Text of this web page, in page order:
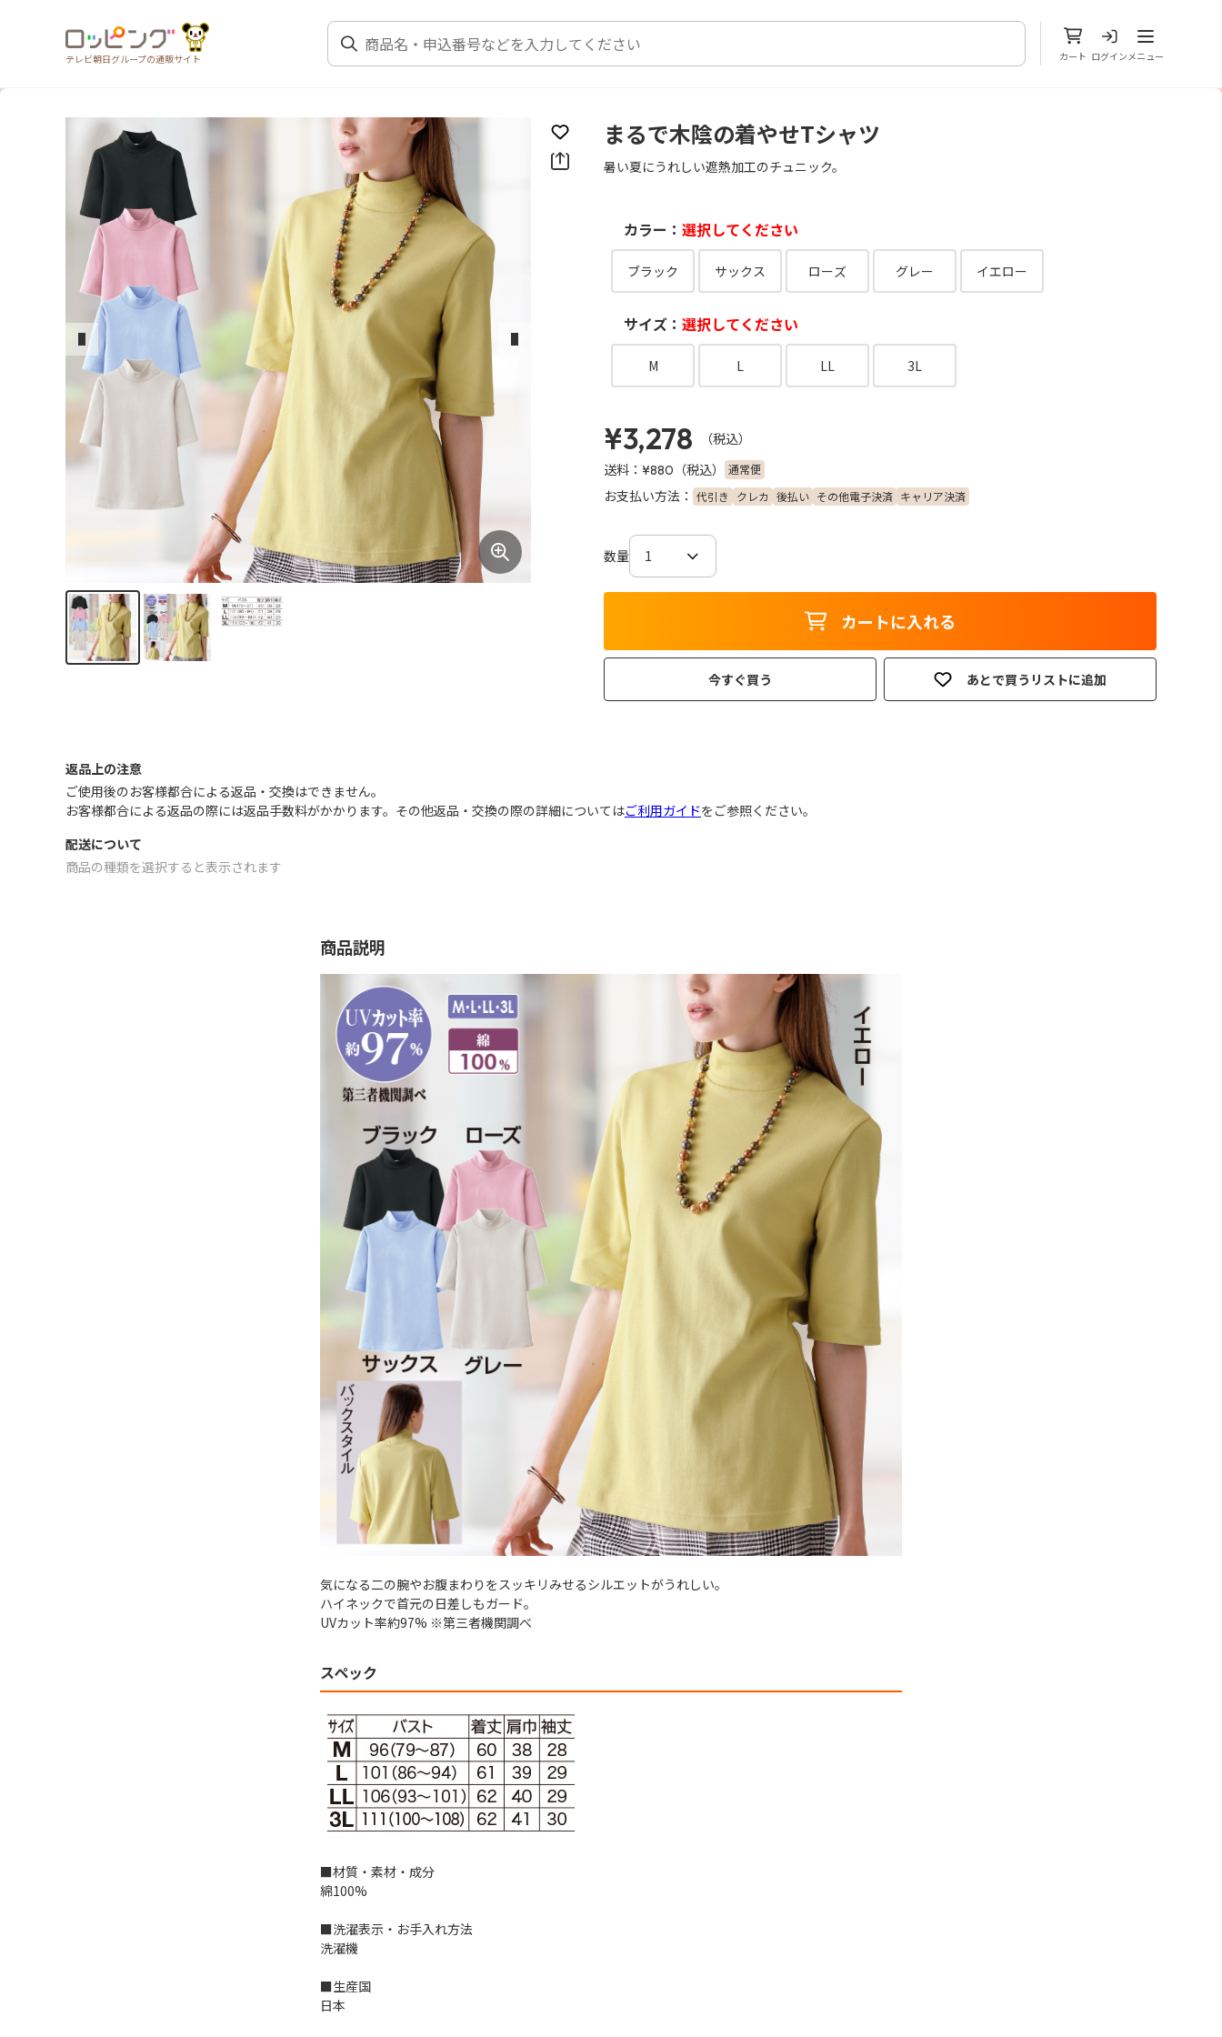
テレビ朝日グループの通販サイト カート ログイン
メニューを開
メニュー
前のスライド 次のスライド
お気に入りに登録
まるで木陰の着やせTシャツ
暑い夏にうれしい遮熱加工のチュニック。
カラー： 選択してください
ブラック サックス ローズ グレー イエロー
サイズ： 選択してください
M L LL 3L
¥3,278
（税込）
送料： ¥880 （税込） 通常便
お支払い方法： 代引き クレカ 後払い その他電子決済 キャリア決済
数量
カートに入れる
今すぐ買う あとで買うリストに追加
返品上の注意
ご使用後のお客様都合による返品・交換はできません｡
お客様都合による返品の際には返品手数料がかかります。その他返品・交換の際の詳細についてはご利用ガイドをご参照ください。
配送について
商品の種類を選択すると表示されます
商品説明
気になる二の腕やお腹まわりをスッキリみせるシルエットがうれしい。
ハイネックで首元の日差しもガード。
UVカット率約97% ※第三者機関調べ
スペック
■材質・素材・成分
綿100%
■洗濯表示・お手入れ方法
洗濯機
■生産国
日本